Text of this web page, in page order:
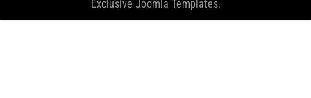
Exclusive Joomla Templates.